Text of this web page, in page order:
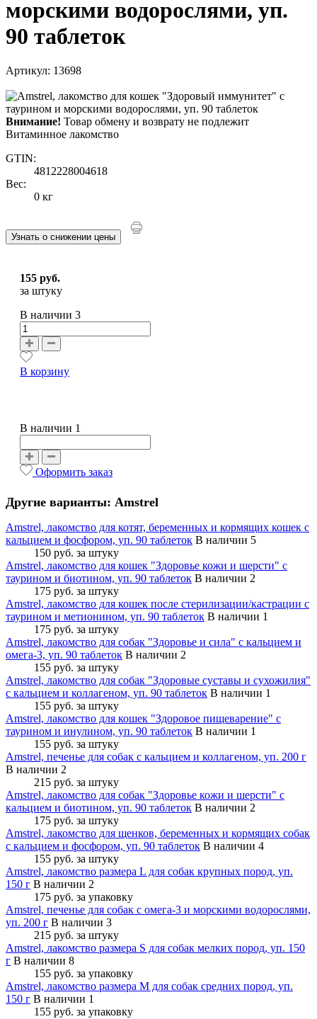
морскими водорослями, уп.
90 таблеток
Артикул: 13698
Внимание! Товар обмену и возврату не подлежит
Витаминное лакомство
GTIN:
4812228004618
Вес:
0 кг
Узнать о снижении цены
155 руб.
за штуку
В наличии 3
В корзину
В наличии 1
Оформить заказ
Другие варианты: Amstrel
Amstrel, лакомство для котят, беременных и кормящих кошек с
кальцием и фосфором, уп. 90 таблеток В наличии 5
150 руб. за штуку
Amstrel, лакомство для кошек "Здоровье кожи и шерсти" с
таурином и биотином, уп. 90 таблеток В наличии 2
175 руб. за штуку
Amstrel, лакомство для кошек после стерилизации/кастрации с
таурином и метионином, уп. 90 таблеток В наличии 1
175 руб. за штуку
Amstrel, лакомство для собак "Здоровье и сила" с кальцием и
омега-3, уп. 90 таблеток В наличии 2
155 руб. за штуку
Amstrel, лакомство для собак "Здоровые суставы и сухожилия"
с кальцием и коллагеном, уп. 90 таблеток В наличии 1
155 руб. за штуку
Amstrel, лакомство для кошек "Здоровое пищеварение" с
таурином и инулином, уп. 90 таблеток В наличии 1
155 руб. за штуку
Amstrel, печенье для собак с кальцием и коллагеном, уп. 200 г
В наличии 2
215 руб. за штуку
Amstrel, лакомство для собак "Здоровье кожи и шерсти" с
кальцием и биотином, уп. 90 таблеток В наличии 2
175 руб. за штуку
Amstrel, лакомство для щенков, беременных и кормящих собак
с кальцием и фосфором, уп. 90 таблеток В наличии 4
155 руб. за штуку
Amstrel, лакомство размера L для собак крупных пород, уп.
150 г В наличии 2
175 руб. за упаковку
Amstrel, печенье для собак с омега-3 и морскими водорослями,
уп. 200 г В наличии 3
215 руб. за штуку
Amstrel, лакомство размера S для собак мелких пород, уп. 150
г В наличии 8
155 руб. за упаковку
Amstrel, лакомство размера M для собак средних пород, уп.
150 г В наличии 1
155 руб. за упаковку